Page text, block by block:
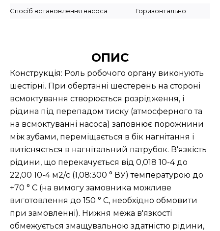
Спосіб встановлення насоса Горизонтально
ОПИС
Конструкція: Роль робочого органу виконують
шестірні. При обертанні шестерень на стороні
всмоктування створюється розрідження, і
рідина під перепадом тиску (атмосферного та
на всмоктуванні насоса) заповнює порожнини
між зубами, переміщається в бік нагнітання і
витісняється в нагнітальний патрубок. В'язкість
рідини, що перекачується від 0,018 10-4 до
22,00 10-4 м2/с (1,08:300 ° ВУ) температурою до
+70 ° С (на вимогу замовника можливе
виготовлення до 150 ° С, необхідно обмовити
при замовленні). Нижня межа в'язкості
обмежується змащувальною здатністю рідини,